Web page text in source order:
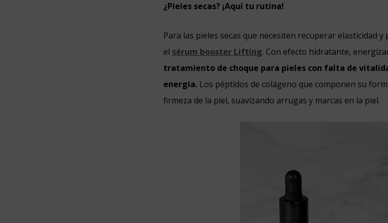
¿Pieles secas? ¡Aquí tu rutina!
Para las pieles secas que necesiten recuperar elasticidad
el sérum booster Lifting. Con efecto hidratante,
tratamiento de choque para pieles con falta de
energía. Los péptidos de colágeno que componen su
firmeza de la piel, suavizando arrugas y marcas en la piel.